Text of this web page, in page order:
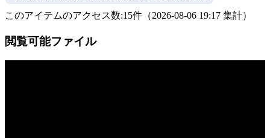
このアイテムのアクセス数:15件 （2026-08-06 19:17 集計）
閲覧可能ファイル